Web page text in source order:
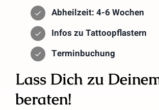
Abheilzeit: 4-6 Wochen
Infos zu Tattoopflastern
Terminbuchung
Lass Dich zu
beraten!